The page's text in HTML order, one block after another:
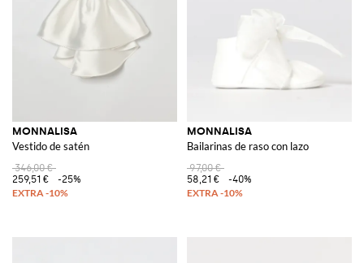
MONNALISA
Vestido de satén
346,00 €
259,51 €
-25%
MONNALISA
Bailarinas de raso con lazo
97,00 €
58,21 €
-40%